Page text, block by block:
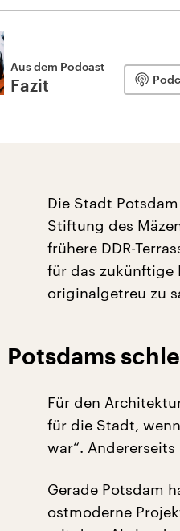
Aus dem Podcast
Fazit
Die Stadt
Stiftung des
frühere DDR-
für das zukünftige
originalgetreu zu
Potsdams
Für den
für die Stadt,
war“.
Gerade Potsdam
ostmoderne